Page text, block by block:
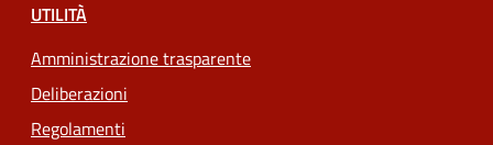
UTILITÀ
Amministrazione trasparente
Deliberazioni
Regolamenti